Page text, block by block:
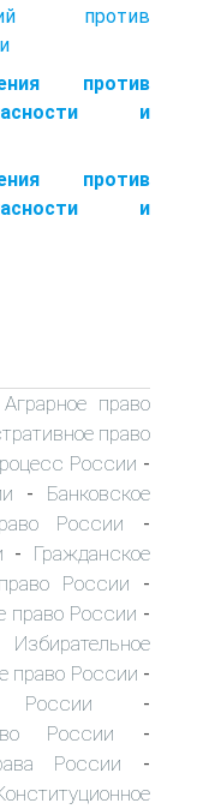
против
против
и
против
и
Аграрное право
право
России -
- Банковское
России -
- Гражданское
России -
право России -
Избирательное
право России -
-
России -
России -